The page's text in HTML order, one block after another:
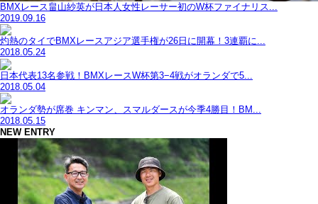
BMXレース畠山紗英が日本人女性レーサー初のW杯ファイナリス...
2019.09.16
灼熱のタイでBMXレースアジア選手権が26日に開幕！3連覇に...
2018.05.24
日本代表13名参戦！BMXレースW杯第3−4戦がオランダで5...
2018.05.04
オランダ勢が席巻 キンマン、スマルダースが今季4勝目！BM...
2018.05.15
NEW ENTRY